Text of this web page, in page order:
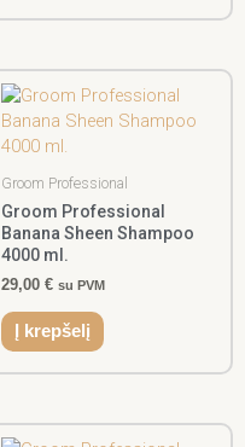
Groom Professional
Groom Professional
Banana Sheen Shampoo
4000 ml.
29,00 € su PVM
Į krepšelį